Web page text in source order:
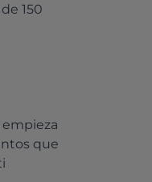
150
empieza
que